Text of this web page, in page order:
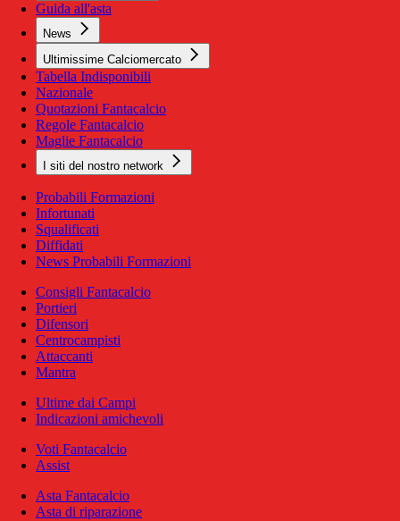
Guida all'asta
News
Ultimissime Calciomercato
Tabella Indisponibili
Nazionale
Quotazioni Fantacalcio
Regole Fantacalcio
Maglie Fantacalcio
I siti del nostro network
Probabili Formazioni
Infortunati
Squalificati
Diffidati
News Probabili Formazioni
Consigli Fantacalcio
Portieri
Difensori
Centrocampisti
Attaccanti
Mantra
Ultime dai Campi
Indicazioni amichevoli
Voti Fantacalcio
Assist
Asta Fantacalcio
Asta di riparazione